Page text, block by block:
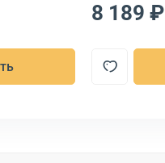
8 189 ₽